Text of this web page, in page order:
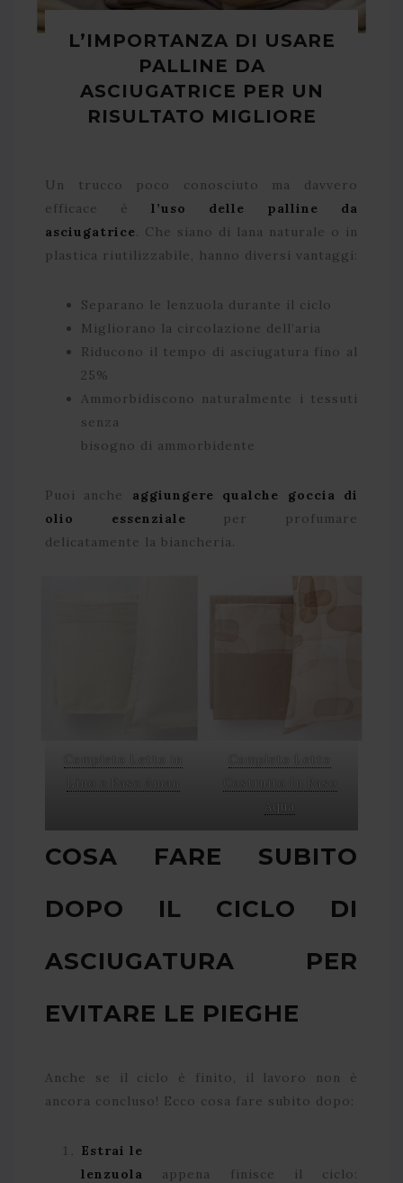
L’IMPORTANZA DI USARE
PALLINE DA
ASCIUGATRICE PER UN
RISULTATO MIGLIORE
Un trucco poco conosciuto ma davvero
efficace è l’uso delle palline da
asciugatrice. Che siano di lana naturale o in
plastica riutilizzabile, hanno diversi vantaggi:
Separano le lenzuola durante il ciclo
Migliorano la circolazione dell’aria
Riducono il tempo di asciugatura fino al
25%
Ammorbidiscono naturalmente i tessuti
senza
bisogno di ammorbidente
Puoi anche aggiungere qualche goccia di
olio essenziale per profumare
delicatamente la biancheria.
Lino e Raso Aman
Costruito In Raso
Aqua
COSA FARE SUBITO
DOPO IL CICLO DI
ASCIUGATURA PER
EVITARE LE PIEGHE
Anche se il ciclo è finito, il lavoro non è
ancora concluso! Ecco cosa fare subito dopo:
Estrai le
lenzuola appena finisce il ciclo: